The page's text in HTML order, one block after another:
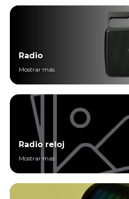
Radio
Mostrar más
Radio reloj
Mostrar más